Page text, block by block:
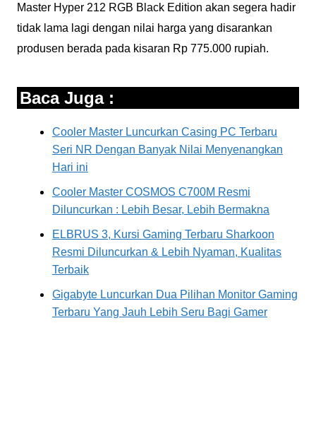
Master Hyper 212 RGB Black Edition akan segera hadir
tidak lama lagi dengan nilai harga yang disarankan
produsen berada pada kisaran Rp 775.000 rupiah.
Baca Juga :
Cooler Master Luncurkan Casing PC Terbaru
Seri NR Dengan Banyak Nilai Menyenangkan
Hari ini
Cooler Master COSMOS C700M Resmi
Diluncurkan : Lebih Besar, Lebih Bermakna
ELBRUS 3, Kursi Gaming Terbaru Sharkoon
Resmi Diluncurkan & Lebih Nyaman, Kualitas
Terbaik
Gigabyte Luncurkan Dua Pilihan Monitor Gaming
Terbaru Yang Jauh Lebih Seru Bagi Gamer